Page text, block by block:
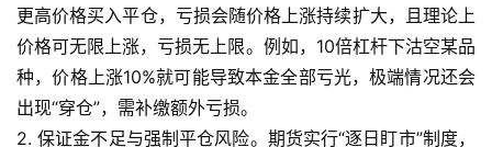
原
油
期
货
行
更高价格买入平仓，亏损会随价格上涨持续扩大，且理论上
价格可无限上涨，亏损无上限。例如，10倍杠杆下沽空某品
种，价格上涨10%就可能导致本金全部亏光，极端情况还会
出现“穿仓”，需补缴额外亏损。
2. 保证金不足与强制平仓风险。期货实行“逐日盯市”制度，